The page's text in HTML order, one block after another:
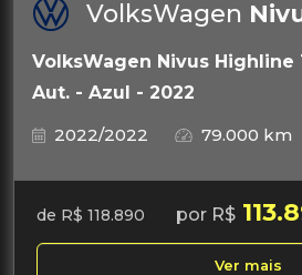
VolksWagen
VolksWagen Nivus Highline
Aut. - Azul - 2022
2022/2022
79.000 km
de R$ 118.890 por R$
Ver mais